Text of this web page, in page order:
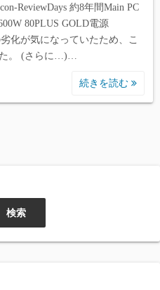
ReviewDays 約8年間Main PC
80PLUS GOLD電源
化が気になっていたため、こ
た。 (さらに…)…
続きを読む
検索